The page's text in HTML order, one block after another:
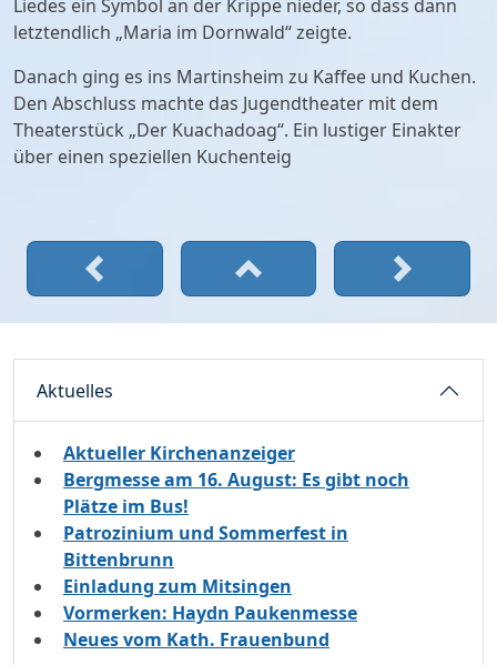
Liedes ein Symbol an der Krippe nieder, so dass dann
letztendlich „Maria im Dornwald“ zeigte.
Danach ging es ins Martinsheim zu Kaffee und Kuchen.
Den Abschluss machte das Jugendtheater mit dem
Theaterstück „Der Kuachadoag“. Ein lustiger Einakter
über einen speziellen Kuchenteig
Aktuelles
Aktueller Kirchenanzeiger
Bergmesse am 16. August: Es gibt noch
Plätze im Bus!
Patrozinium und Sommerfest in
Bittenbrunn
Einladung zum Mitsingen
Vormerken: Haydn Paukenmesse
Neues vom Kath. Frauenbund